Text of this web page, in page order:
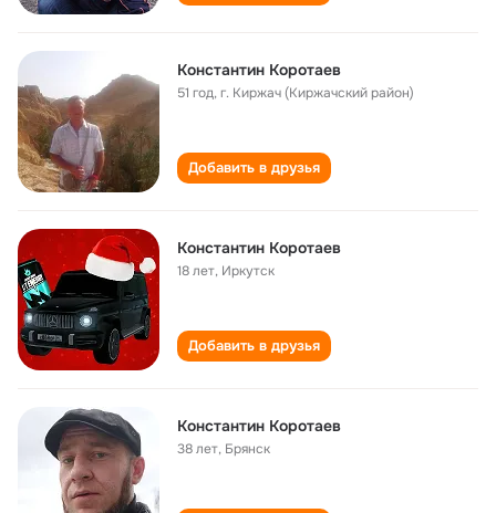
Константин Коротаев
51 год,г. Киржач (Киржачский район)
Добавить в друзья
Константин Коротаев
18 лет, Иркутск
Добавить в друзья
Константин Коротаев
38 лет, Брянск